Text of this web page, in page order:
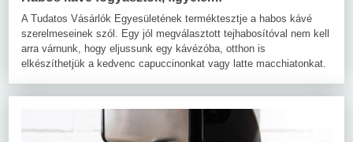
A Tudatos Vásárlók Egyesületének terméktesztje a habos kávé
szerelmeseinek szól. Egy jól megválasztott tejhabosítóval nem kell
arra várnunk, hogy eljussunk egy kávézóba, otthon is
elkészíthetjük a kedvenc capuccinonkat vagy latte macchiatonkat.